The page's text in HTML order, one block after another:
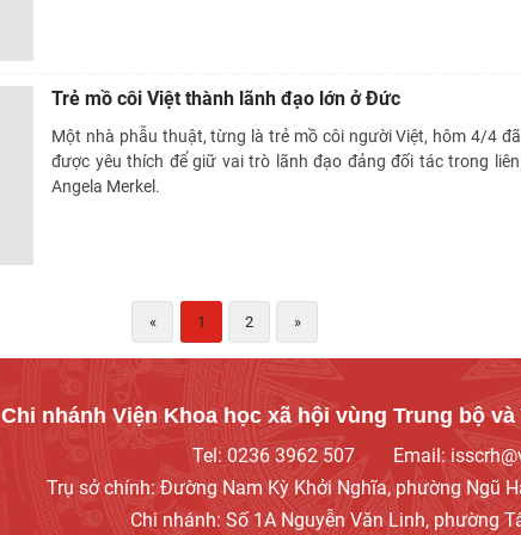
Trẻ mồ côi Việt thành lãnh đạo lớn ở Đức
Một nhà phẫu thuật, từng là trẻ mồ côi người Việt, hôm 4/4
được yêu thích để giữ vai trò lãnh đạo đảng đối tác trong
Angela Merkel.
« 1 2 »
Chi nhánh Viện Khoa học xã hội vùng Trung bộ
Tel: 0236 3962 507
Email:
Trụ sở chính: Đường Nam Kỳ Khởi Nghĩa, phường Ngũ
Chi nhánh: Số 1A Nguyễn Văn Linh, phường